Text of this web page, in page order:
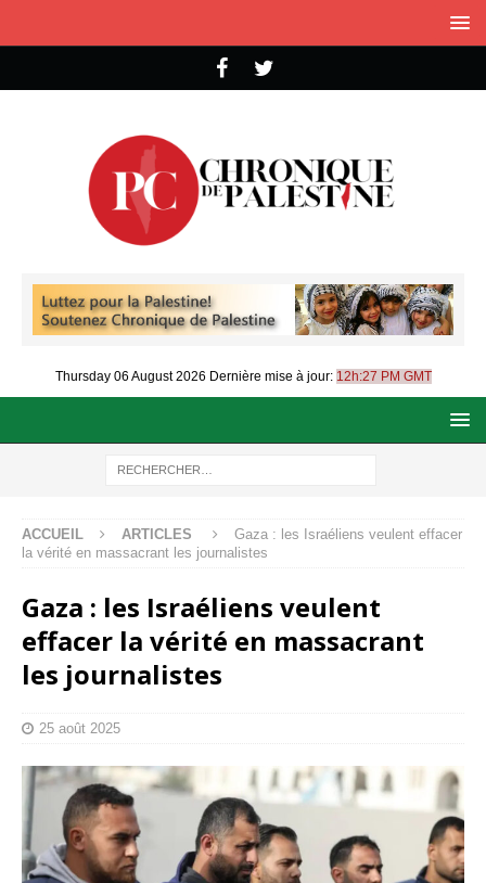
Thursday 06 August 2026 Dernière mise à jour: 12h:27 PM GMT
ACCUEIL ARTICLES
Gaza : les Israéliens veulent effacer
la vérité en massacrant les journalistes
Gaza : les Israéliens veulent
effacer la vérité en massacrant
les journalistes
25 août 2025